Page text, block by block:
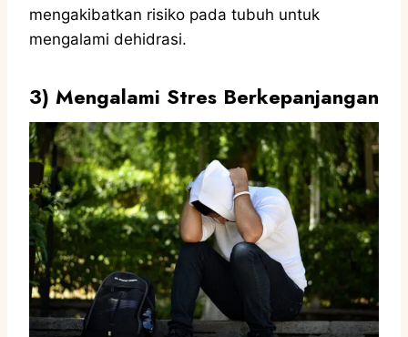
mengakibatkan risiko pada tubuh untuk
mengalami dehidrasi.
3) Mengalami Stres Berkepanjangan